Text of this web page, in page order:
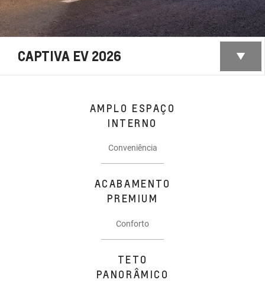
CAPTIVA EV 2026
AMPLO ESPAÇO
INTERNO
Conveniência
ACABAMENTO
PREMIUM
Conforto
TETO
PANORÂMICO